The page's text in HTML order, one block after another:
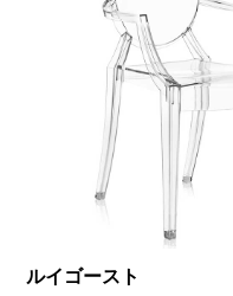
ルイゴースト